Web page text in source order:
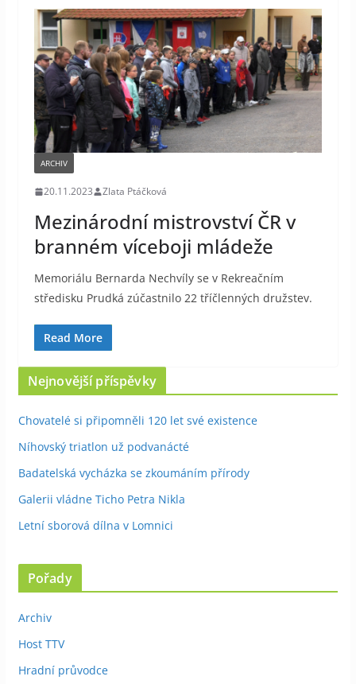
ARCHIV
20.11.2023 Zlata Ptáčková
Mezinárodní mistrovství ČR v
branném víceboji mládeže
Memoriálu Bernarda Nechvíly se v Rekreačním
středisku Prudká zúčastnilo 22 tříčlenných družstev.
Read More
Nejnovější příspěvky
Chovatelé si připomněli 120 let své existence
Níhovský triatlon už podvanácté
Badatelská vycházka se zkoumáním přírody
Galerii vládne Ticho Petra Nikla
Letní sborová dílna v Lomnici
Pořady
Archiv
Host TTV
Hradní průvodce